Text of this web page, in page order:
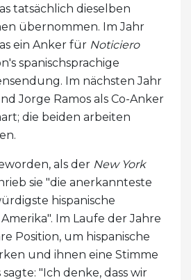
tatsächlich dieselben
übernommen. Im Jahr
ein Anker für Noticiero
spanischsprachige
Im nächsten Jahr
Jorge Ramos als Co-Anker
die beiden arbeiten
als der New York
sie "die anerkannteste
hispanische
Im Laufe der Jahre
Position, um hispanische
und ihnen eine Stimme
"Ich denke, dass wir